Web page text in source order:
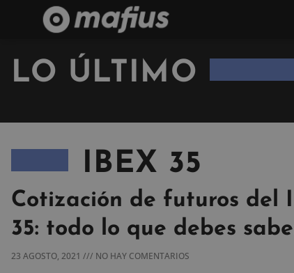
LO ÚLTIMO
IBEX 35
Cotización de futuros del
35: todo lo que debes
23 AGOSTO, 2021 NO HAY COMENTARIOS